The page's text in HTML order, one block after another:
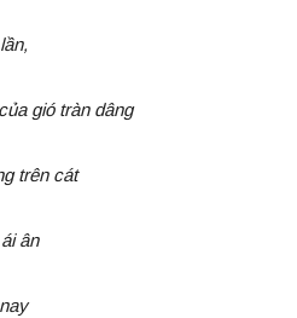
gió tràn dâng
trên cát
ân